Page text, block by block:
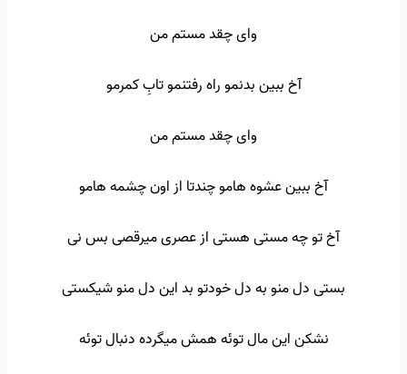
وای چقد مستم من
آخ ببین بدنمو راه رفتنمو تابِ کمرمو
وای چقد مستم من
آخ ببین عشوه هامو چندتا از اون چشمه هامو
آخ تو چه مستی هستی از عصری میرقصی بس نی
بستی دل منو به دل خودتو بد این دل منو شیکستی
نشکن این مال توئه همش میگرده دنبال توئه